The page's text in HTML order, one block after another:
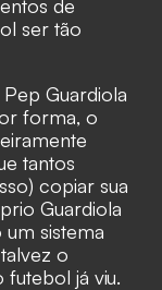
de
ser tão
Guardiola
forma, o
tantos
copiar sua
Guardiola
sistema
o
já viu.